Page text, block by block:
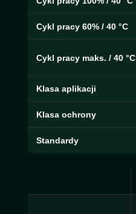
Cykl pracy 60% / 40 °C
Cykl pracy maks. / 40 °C
Klasa aplikacji
Klasa ochrony
Standardy